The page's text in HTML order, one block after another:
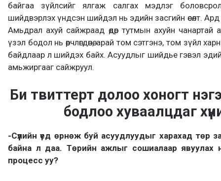
байгаа зүйлсийг ялгаж салгах мэдлэг
шийдвэрлэх үндсэн шийдэл нь эдийн засгийн өсөлт.
Амьдрал ахуй сайжраад өдөр тутмын ахуйн чанартай
үзэл бодол нь өөрчлөгдөнө, арай том сэтгэнэ, том зүйл
байдлаар л шийдэх байх. Асуудлыг шийдье гэвэл эдийн
амьжиргааг сайжруул.
Би твиттерт долоо хоногт
бодлоо хуваалцдаг
-Сүүлийн үед өрнөж буй асуудлуудыг харахад төр
байна л даа. Төрийн ажлыг сошиалаар явуулах
процесс уу?